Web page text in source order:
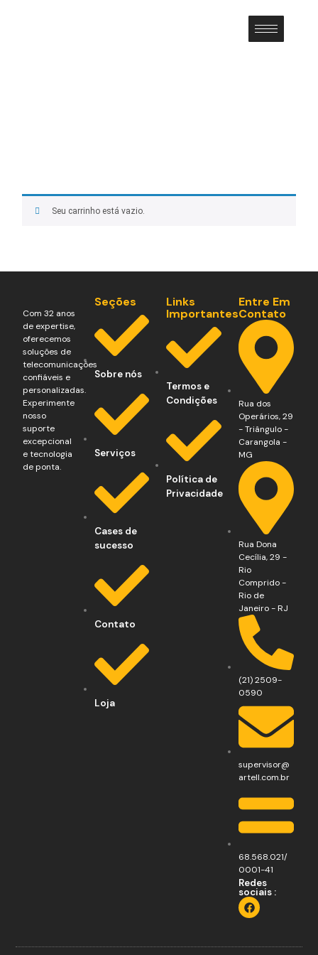
Seu carrinho está vazio.
Com 32 anos
de expertise,
oferecemos
soluções de
telecomunicações
confiáveis e
personalizadas.
Experimente
nosso
suporte
excepcional
e tecnologia
de ponta.
Seções
Sobre nós
Serviços
Cases de
sucesso
Contato
Loja
Links
Importantes
Termos e
Condições
Política de
Privacidade
Entre Em
Contato
Rua dos
Operários, 29
- Triângulo -
Carangola -
MG
Rua Dona
Cecília, 29 -
Rio
Comprido -
Rio de
Janeiro - RJ
(21) 2509-
0590
supervisor@
artell.com.br
68.568.021/
0001-41
Redes
sociais :